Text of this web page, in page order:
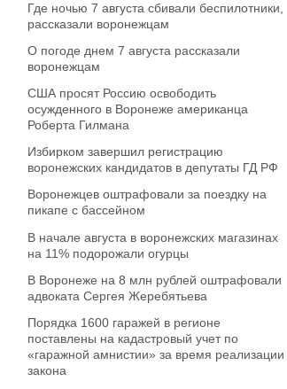
Где ночью 7 августа сбивали беспилотники,
рассказали воронежцам
О погоде днем 7 августа рассказали
воронежцам
США просят Россию освободить
осужденного в Воронеже американца
Роберта Гилмана
Избирком завершил регистрацию
воронежских кандидатов в депутаты ГД РФ
Воронежцев оштрафовали за поездку на
пикапе с бассейном
В начале августа в воронежских магазинах
на 11% подорожали огурцы
В Воронеже на 8 млн рублей оштрафовали
адвоката Сергея Жеребятьева
Порядка 1600 гаражей в регионе
поставлены на кадастровый учет по
«гаражной амнистии» за время реализации
закона